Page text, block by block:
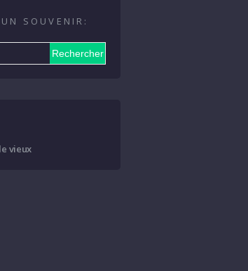
SOUVENIR:
vieux